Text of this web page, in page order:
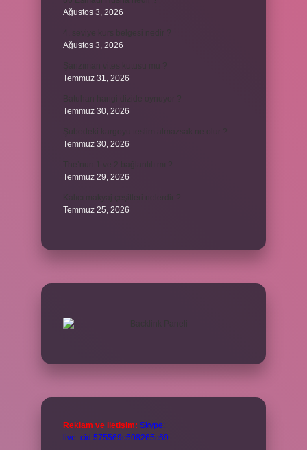
Ağustos 3, 2026
Ağustos 3, 2026
Temmuz 31, 2026
Temmuz 30, 2026
Temmuz 30, 2026
Temmuz 29, 2026
Temmuz 25, 2026
Reklam ve İletişim: Skype:
live:.cid.575569c608265c69